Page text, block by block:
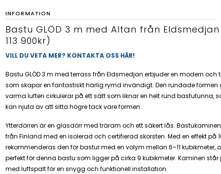
INFORMATION
Bastu GLÖD 3 m med Altan från Eldsmedjan
113 900kr)
VILL DU VETA MER? KONTAKTA OSS HÄR!
Bastu GLÖD 3 m med terrass från Eldsmedjan erbjuder en modern
som skapar en fantastiskt härlig rymd invändigt. Den rundade formen
varma luften cirkulerar på ett sätt som liknar en helt rund bastutunna,
kan njuta av att sitta högre tack vare formen.
Ytterdörren är en glasdörr med träram och ett säkert lås.
från Finland med en isolerad och certifierad skorsten. Med en effekt på
rekommenderas den för bastur med en volym mellan 6–11 kubikmeter,
perfekt för denna bastu som ligger på cirka 9 kubikmeter. Kaminen
med luftspalt för en snygg och funktionell installation.